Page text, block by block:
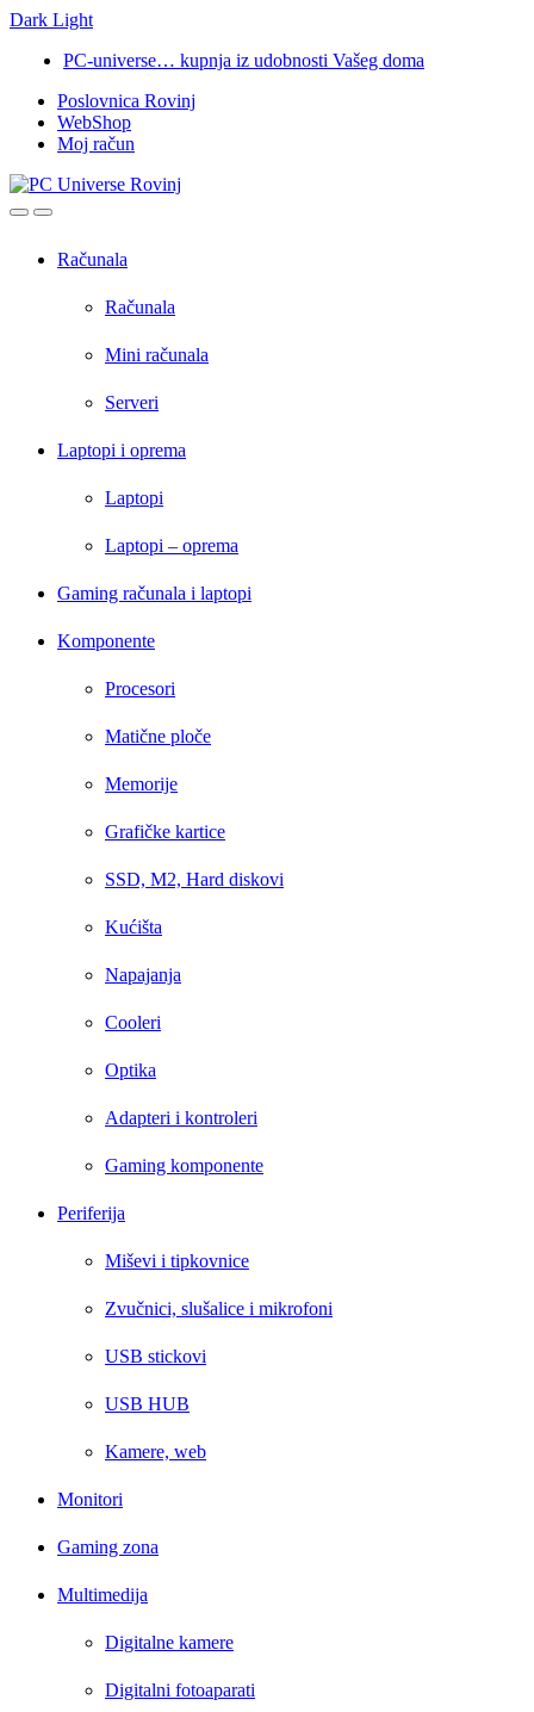
Dark Light
navigation
content
PC-universe… kupnja iz udobnosti Vašeg doma
Poslovnica Rovinj
WebShop
Moj račun
OpenClose
Računala
Računala
Mini računala
Serveri
Laptopi i oprema
Laptopi
Laptopi – oprema
Gaming računala i laptopi
Komponente
Procesori
Matične ploče
Memorije
Grafičke kartice
SSD, M2, Hard diskovi
Kućišta
Napajanja
Cooleri
Optika
Adapteri i kontroleri
Gaming komponente
Periferija
Miševi i tipkovnice
Zvučnici, slušalice i mikrofoni
USB stickovi
USB HUB
Kamere, web
Monitori
Gaming zona
Multimedija
Digitalne kamere
Digitalni fotoaparati